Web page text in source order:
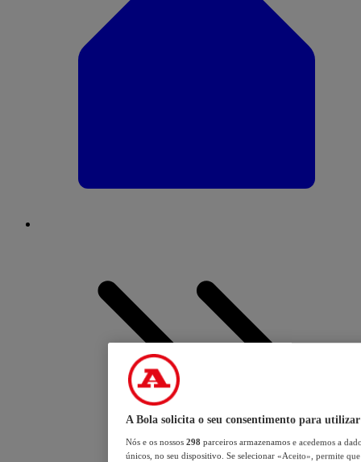
A Bola solicita o seu consentimento para utilizar
Nós e os nossos 298 parceiros armazenamos e acedemos a
únicos, no seu dispositivo. Se selecionar «Aceito», permite